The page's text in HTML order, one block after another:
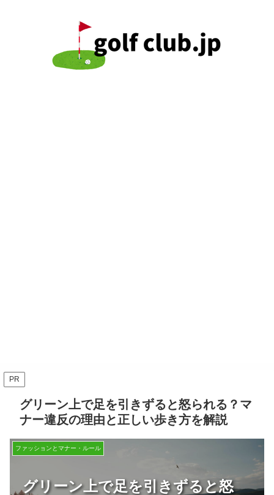
PR
グリーン上で足を引きずると怒られる？マ
ナー違反の理由と正しい歩き方を解説
グリーン上で足を引きずると怒
ファッションとマナー・ルール